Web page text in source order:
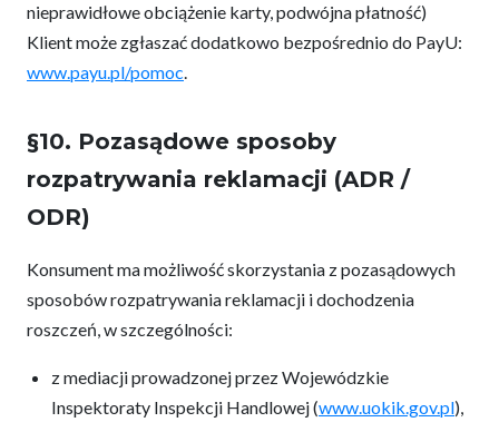
nieprawidłowe obciążenie karty, podwójna płatność)
Klient może zgłaszać dodatkowo bezpośrednio do PayU:
www.payu.pl/pomoc.
§10. Pozasądowe sposoby
rozpatrywania reklamacji (ADR /
ODR)
Konsument ma możliwość skorzystania z pozasądowych
sposobów rozpatrywania reklamacji i dochodzenia
roszczeń, w szczególności:
z mediacji prowadzonej przez Wojewódzkie
Inspektoraty Inspekcji Handlowej (www.uokik.gov.pl),